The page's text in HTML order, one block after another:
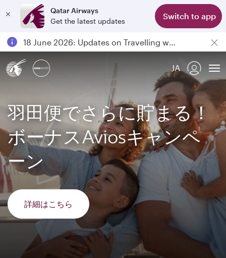
Qatar Airways
Get the latest updates
Switch to app
Passengers flying between Doha and Auckland on QR914 and QR915
18 June 2026: Updates on Travelling with Power Banks
Qatar Airways Expands Global Network to over 160 DestinationsJA
羽田便でさらに貯まる！
ボーナスAviosキャンペ
ーン
詳細はこちら